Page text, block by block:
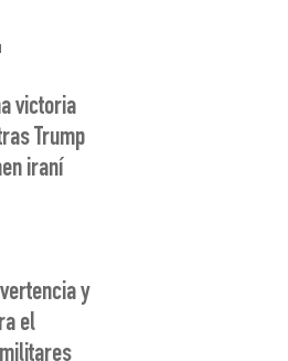
victoria
Trump
iraní
y
el